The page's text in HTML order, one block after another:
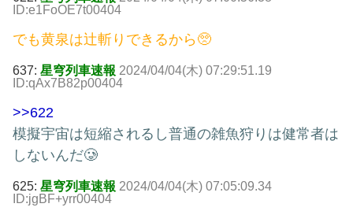
ID:e1FoOE7t00404
でも黄泉は辻斬りできるから🥺
637: 星穹列車速報 2024/04/04(木) 07:29:51.19
ID:qAx7B82p00404
>>622
模擬宇宙は短縮されるし普通の雑魚狩りは健常者は
しないんだ🥲
625: 星穹列車速報 2024/04/04(木) 07:05:09.34
ID:jgBF+yrr00404